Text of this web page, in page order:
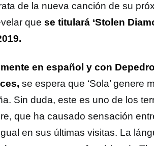
de la nueva canción de su
que se titulará ‘Stolen
en español y con
se espera que ‘Sola’ genere
Sin duda, este es uno de los
que ha causado sensación
en sus últimas visitas. La